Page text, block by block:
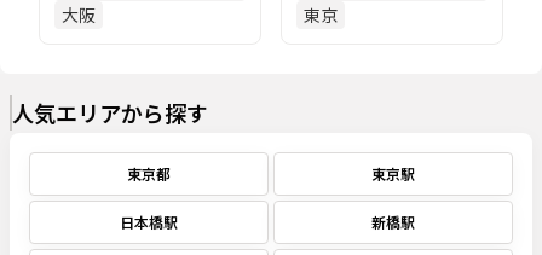
大阪
東京
人気エリアから探す
東京都 東京駅
日本橋駅 新橋駅